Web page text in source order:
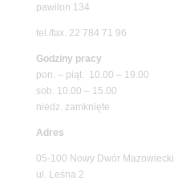
pawilon 134
tel./fax. 22 784 71 96
Godziny pracy
pon. – piąt. 10.00 – 19.00
sob. 10.00 – 15.00
niedz. zamknięte
Adres
05-100 Nowy Dwór Mazowiecki
ul. Leśna 2